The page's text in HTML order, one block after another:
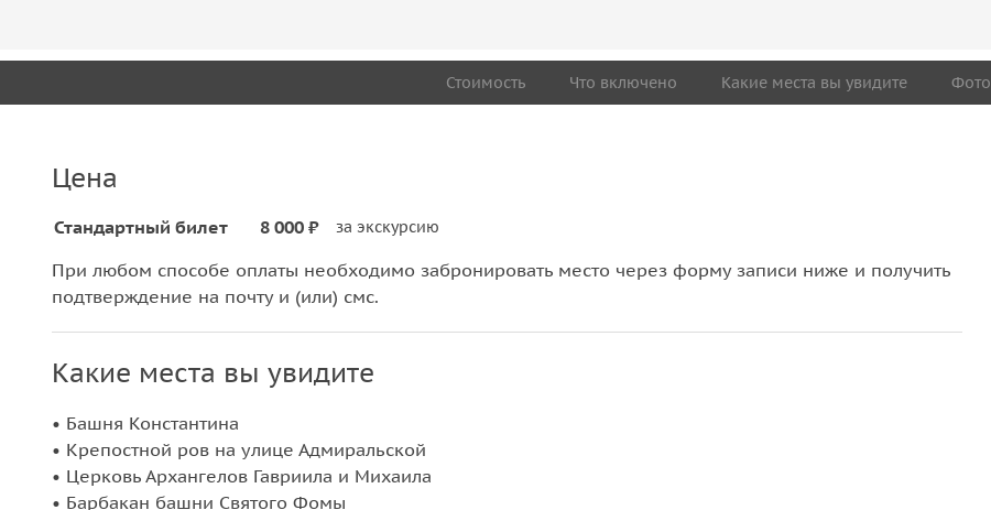
Стоимость Что включено Какие места вы увидите Фото
Цена
Стандартный билет 8 000 ₽ за экскурсию
При любом способе оплаты необходимо забронировать место через форму записи ниже и получить
подтверждение на почту и (или) смс.
Какие места вы увидите
• Башня Константина
• Крепостной ров на улице Адмиральской
• Церковь Архангелов Гавриила и Михаила
• Барбакан башни Святого Фомы